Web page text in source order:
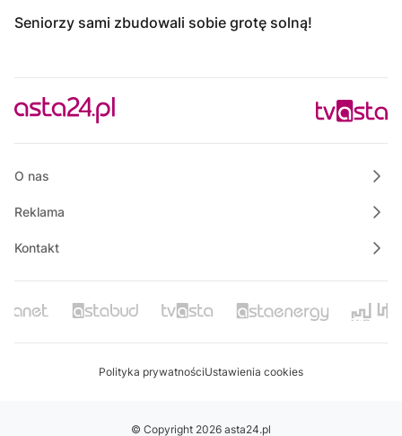
Seniorzy sami zbudowali sobie grotę solną!
O nas
Reklama
Kontakt
Polityka prywatnościUstawienia cookies
© Copyright 2026 asta24.pl